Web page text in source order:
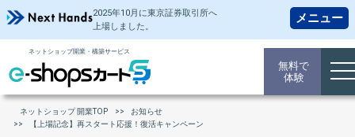
2025年10月に東京証券取引所へ
上場しました。
ネットショップ開業・構築サービス
無料で
体験
ネットショップ 開業TOP
お知らせ
【上場記念】再スタート応援！復活キャンペーン